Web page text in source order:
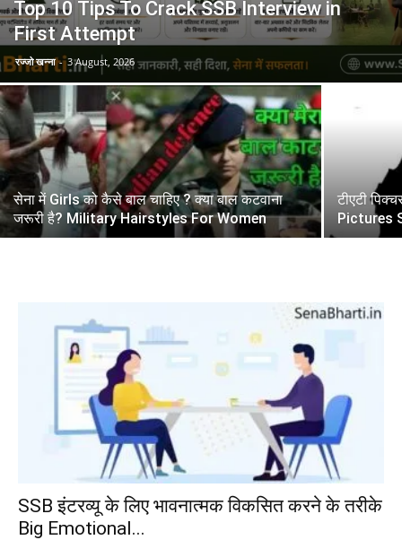
Top 10 Tips To Crack SSB Interview in
First Attempt
रज्जो खन्ना - 3 August, 2026
सेना में Girls को कैसे बाल चाहिए ? क्या बाल कटवाना
जरूरी है? Military Hairstyles For Women
टीएटी
Pictures
SSB इंटरव्यू के लिए भावनात्मक विकसित करने के तरीके
Big Emotional...